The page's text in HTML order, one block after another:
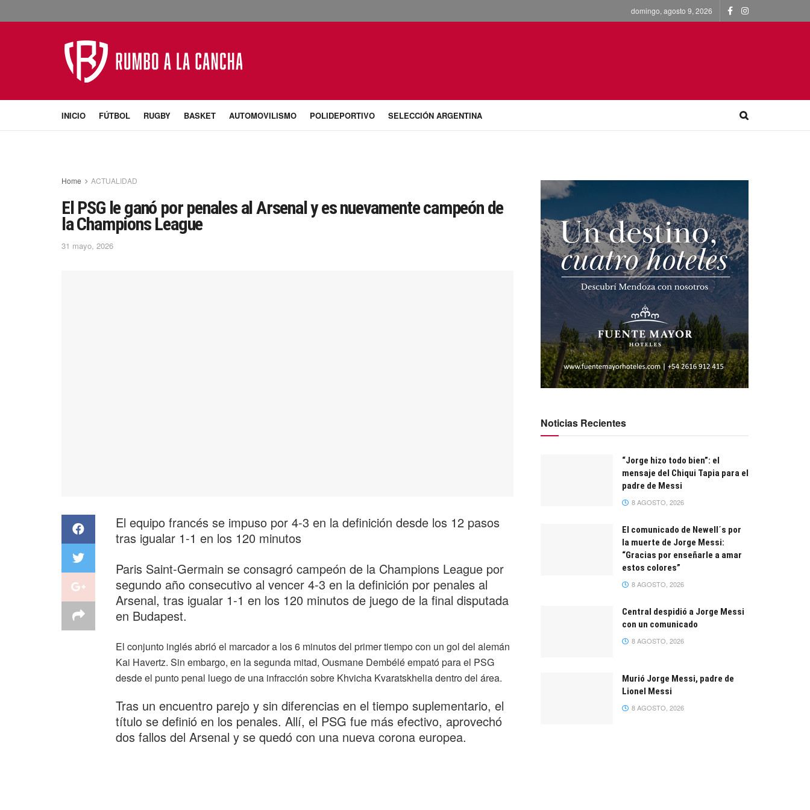
domingo, agosto 9, 2026
INICIO FÚTBOL RUGBY BASKET AUTOMOVILISMO POLIDEPORTIVO SELECCIÓN ARGENTINA
Home ACTUALIDAD
El PSG le ganó por penales al Arsenal y es nuevamente campeón de
la Champions League
31 mayo, 2026
El equipo francés se impuso por 4-3 en la definición desde los 12 pasos
tras igualar 1-1 en los 120 minutos
Paris Saint-Germain se consagró campeón de la Champions League por
segundo año consecutivo al vencer 4-3 en la definición por penales al
Arsenal, tras igualar 1-1 en los 120 minutos de juego de la final disputada
en Budapest.
El conjunto inglés abrió el marcador a los 6 minutos del primer tiempo con un gol del alemán
Kai Havertz. Sin embargo, en la segunda mitad, Ousmane Dembélé empató para el PSG
desde el punto penal luego de una infracción sobre Khvicha Kvaratskhelia dentro del área.
Tras un encuentro parejo y sin diferencias en el tiempo suplementario, el
título se definió en los penales. Allí, el PSG fue más efectivo, aprovechó
dos fallos del Arsenal y se quedó con una nueva corona europea.
Noticias Recientes
“Jorge hizo todo bien”: el
mensaje del Chiqui Tapia para el
padre de Messi
8 AGOSTO, 2026
El comunicado de Newell´s por
la muerte de Jorge Messi:
“Gracias por enseñarle a amar
estos colores”
8 AGOSTO, 2026
Central despidió a Jorge Messi
con un comunicado
8 AGOSTO, 2026
Murió Jorge Messi, padre de
Lionel Messi
8 AGOSTO, 2026